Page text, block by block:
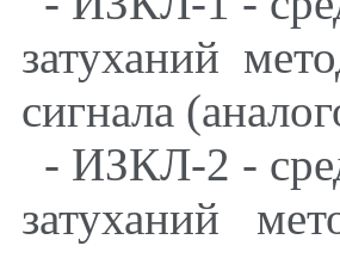
затуханий
сигнала
- ИЗКЛ-2 -
затуханий